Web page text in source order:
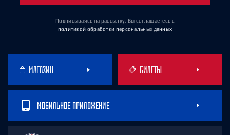
Подписываясь на рассылку, Вы соглашаетесь с
политикой обработки персональных данных
МАГАЗИН БИЛЕТЫ
МОБИЛЬНОЕ ПРИЛОЖЕНИЕ